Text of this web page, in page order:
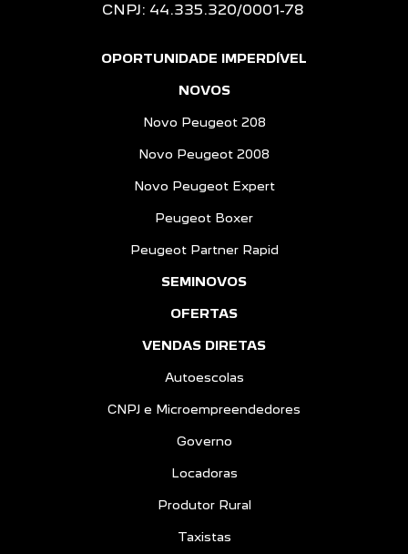
CNPJ: 44.335.320/0001-78
OPORTUNIDADE IMPERDÍVEL
NOVOS
Novo Peugeot 208
Novo Peugeot 2008
Novo Peugeot Expert
Peugeot Boxer
Peugeot Partner Rapid
SEMINOVOS
OFERTAS
VENDAS DIRETAS
Autoescolas
CNPJ e Microempreendedores
Governo
Locadoras
Produtor Rural
Taxistas